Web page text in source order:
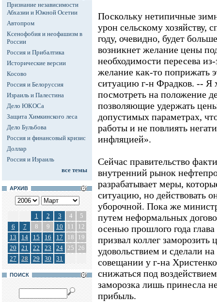
Признание независимости
Абхазии и Южной Осетии
Автопром
Ксенофобия и неофашизм в
России
Россия и Прибалтика
Исторические версии
Косово
Россия и Белоруссия
Израиль и Палестина
Дело ЮКОСа
Защита Химкинского леса
Дело Бульбова
Россия и финансовый кризис
Доллар
Россия и Израиль
все темы
АРХИВ
1 2 3 4
5
6
7 8 9 10 11
12
13
14 15 16 17 18
19
20
21 22 23 24 25 26
27
28 29 30 31
ПОИСК
Поскольку нетипичные
урон сельскому хозяйству,
году, очевидно, будет
возникнет желание цены
необходимости пересева
желание как-то поприжать
ситуацию г-н Фрадков. -- Я
посмотреть на положение
позволяющие удержать
допустимых параметрах,
работы и не повлиять
инфляцией».
Сейчас правительство
внутренний рынок
разрабатывает меры,
ситуацию, но действовать
уборочной. Пока же
путем неформальных
осенью прошлого года
призвал коллег заморозить
удовольствием и сделали
совещании у г-на
снижаться под
заморозка лишь принесла
прибыль.